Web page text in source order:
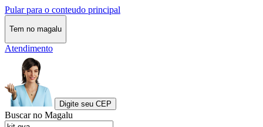
Pular para o conteudo principal
Tem no magalu
Atendimento
Digite seu CEP
Buscar no Magalu